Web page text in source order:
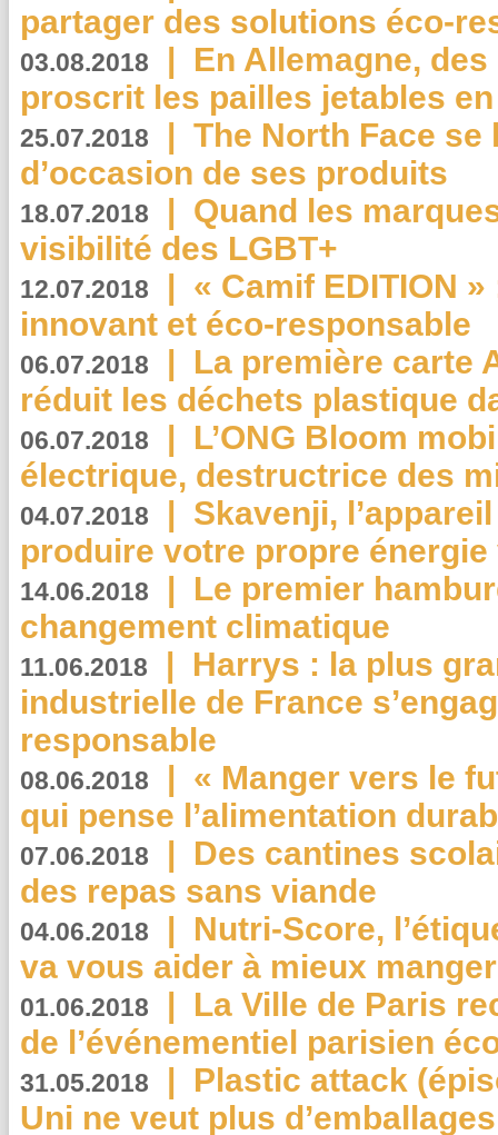
partager des solutions éco-
03.08.2018 | En Allemagne,
proscrit les pailles jetables
25.07.2018 | The North Face se
d’occasion de ses produits
18.07.2018 | Quand les
visibilité des LGBT+
12.07.2018 | « Camif EDITION
innovant et éco-responsable
06.07.2018 | La première carte
réduit les déchets plastique
06.07.2018 | L’ONG Bloom
électrique, destructrice des
04.07.2018 | Skavenji,
produire votre propre
14.06.2018 | Le premier
changement climatique
11.06.2018 | Harrys : la plus
industrielle de France
responsable
08.06.2018 | « Manger vers le
qui pense l’alimentation
07.06.2018 | Des cantines
des repas sans viande
04.06.2018 | Nutri-Score,
va vous aider à mieux
01.06.2018 | La Ville de Paris
de l’événementiel parisien
31.05.2018 | Plastic attack
Uni ne veut plus